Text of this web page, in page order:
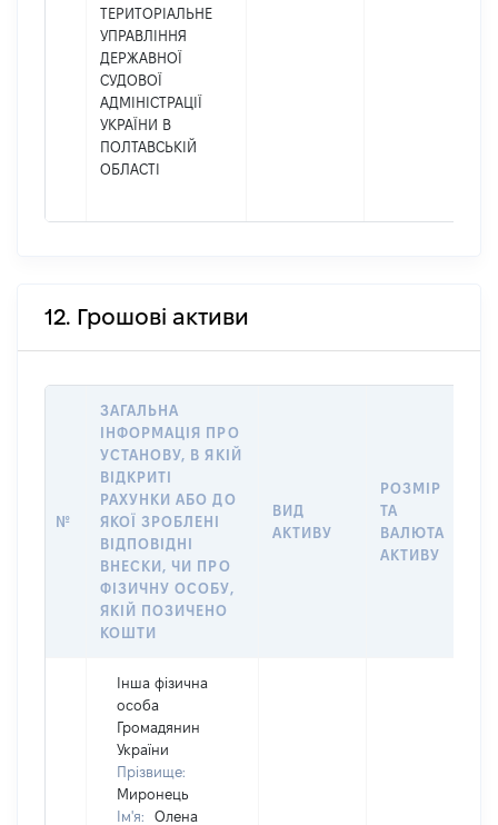
ТЕРИТОРІАЛЬНЕ
УПРАВЛІННЯ
ДЕРЖАВНОЇ
СУДОВОЇ
АДМІНІСТРАЦІЇ
УКРАЇНИ В
ПОЛТАВСЬКІЙ
ОБЛАСТІ
12. Грошові активи
№
ЗАГАЛЬНА
ІНФОРМАЦІЯ ПРО
УСТАНОВУ, В ЯКІЙ
ВІДКРИТІ
РАХУНКИ АБО ДО
ЯКОЇ ЗРОБЛЕНІ
ВІДПОВІДНІ
ВНЕСКИ, ЧИ ПРО
ФІЗИЧНУ ОСОБУ,
ЯКІЙ ПОЗИЧЕНО
КОШТИ
ВИД
АКТИВУ
РОЗМІР
ТА
ВАЛЮТА
АКТИВУ
Інша фізична
особа
Громадянин
України
Прізвище:
Миронець
Ім'я:
Олена